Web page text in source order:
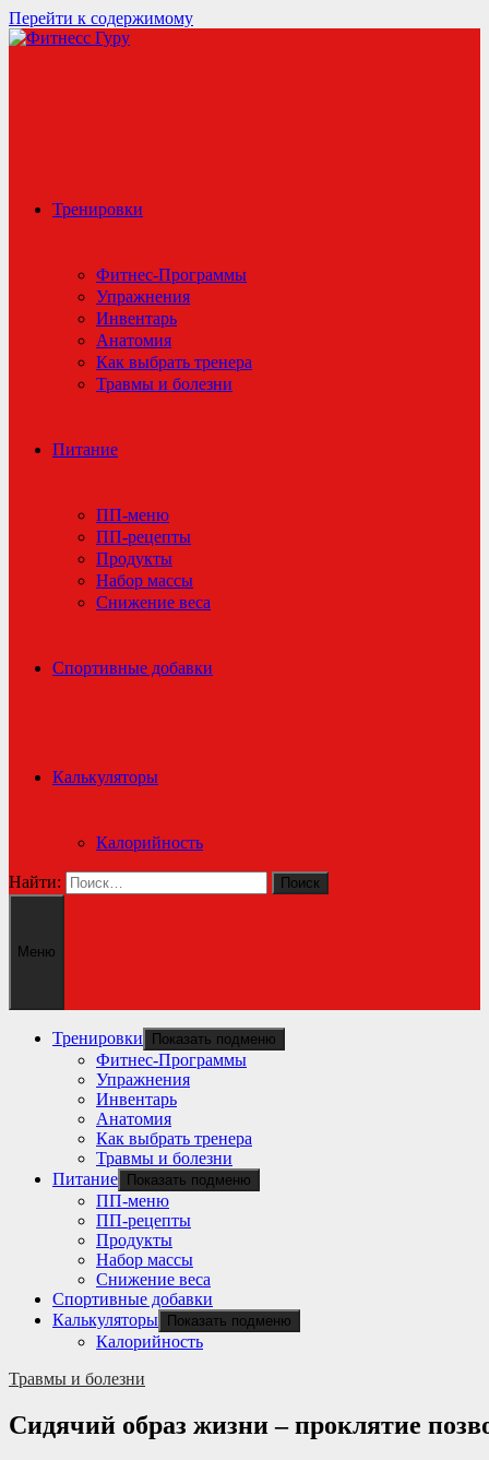
Перейти к содержимому
Тренировки
Фитнес-Программы
Упражнения
Инвентарь
Анатомия
Как выбрать тренера
Травмы и болезни
Питание
ПП-меню
ПП-рецепты
Продукты
Набор массы
Снижение веса
Спортивные добавки
Калькуляторы
Калорийность
Найти:
Меню
Тренировки Показать подменю
Фитнес-Программы
Упражнения
Инвентарь
Анатомия
Как выбрать тренера
Травмы и болезни
Питание
Показать подменю
ПП-меню
ПП-рецепты
Продукты
Набор массы
Снижение веса
Спортивные добавки
Калькуляторы
Показать подменю
Калорийность
Травмы и болезни
Сидячий образ жизни – проклятие